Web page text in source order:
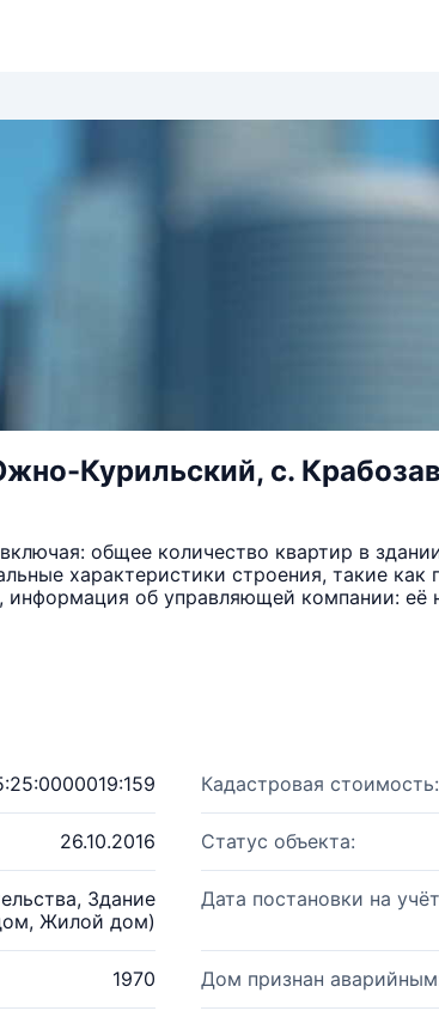
Курильский, с.
общее количество квартир в
характеристики строения, такие как
об управляющей компании: её
Кадастровая стоимость:
26.10.2016 Статус объекта:
Здание
Жилой дом)
Дата постановки на
1970 Дом признан